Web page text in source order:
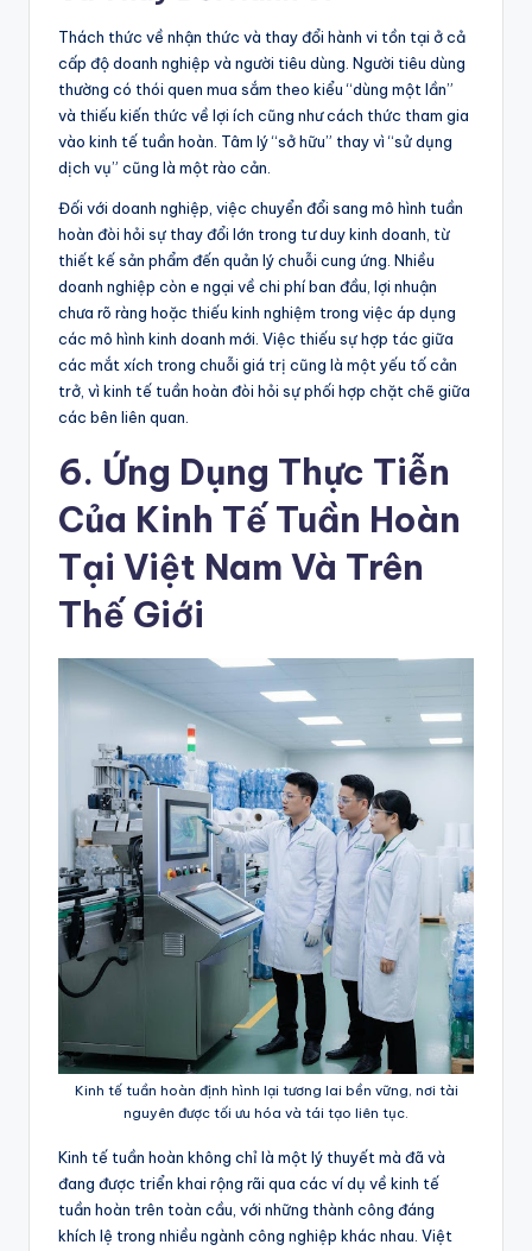
Thách thức về nhận thức và thay đổi hành vi tồn tại ở cả
cấp độ doanh nghiệp và người tiêu dùng. Người tiêu dùng
thường có thói quen mua sắm theo kiểu “dùng một lần”
và thiếu kiến thức về lợi ích cũng như cách thức tham gia
vào kinh tế tuần hoàn. Tâm lý “sở hữu” thay vì “sử dụng
dịch vụ” cũng là một rào cản.
Đối với doanh nghiệp, việc chuyển đổi sang mô hình tuần
hoàn đòi hỏi sự thay đổi lớn trong tư duy kinh doanh, từ
thiết kế sản phẩm đến quản lý chuỗi cung ứng. Nhiều
doanh nghiệp còn e ngại về chi phí ban đầu, lợi nhuận
chưa rõ ràng hoặc thiếu kinh nghiệm trong việc áp dụng
các mô hình kinh doanh mới. Việc thiếu sự hợp tác giữa
các mắt xích trong chuỗi giá trị cũng là một yếu tố cản
trở, vì kinh tế tuần hoàn đòi hỏi sự phối hợp chặt chẽ giữa
các bên liên quan.
6. Ứng Dụng Thực Tiễn
Của Kinh Tế Tuần Hoàn
Tại Việt Nam Và Trên
Thế Giới
Kinh tế tuần hoàn định hình lại tương lai bền vững, nơi tài
nguyên được tối ưu hóa và tái tạo liên tục.
Kinh tế tuần hoàn không chỉ là một lý thuyết mà đã và
đang được triển khai rộng rãi qua các ví dụ về kinh tế
tuần hoàn trên toàn cầu, với những thành công đáng
khích lệ trong nhiều ngành công nghiệp khác nhau. Việt